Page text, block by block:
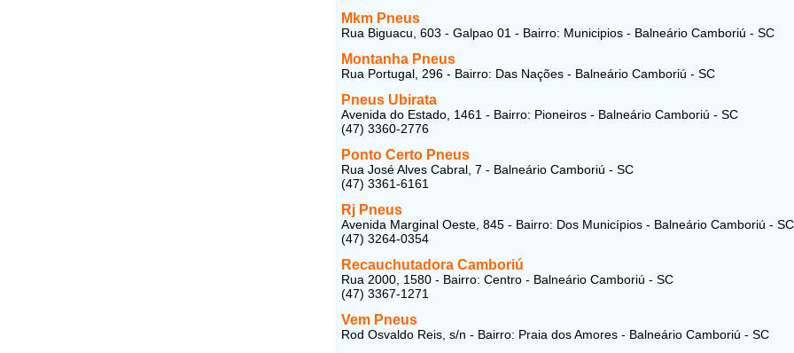
Mkm Pneus
Rua Biguacu, 603 - Galpao 01 - Bairro: Municipios - Balneário Camboriú - SC
Montanha Pneus
Rua Portugal, 296 - Bairro: Das Nações - Balneário Camboriú - SC
Pneus Ubirata
Avenida do Estado, 1461 - Bairro: Pioneiros - Balneário Camboriú - SC
(47) 3360-2776
Ponto Certo Pneus
Rua José Alves Cabral, 7 - Balneário Camboriú - SC
(47) 3361-6161
Rj Pneus
Avenida Marginal Oeste, 845 - Bairro: Dos Municípios - Balneário Camboriú - SC
(47) 3264-0354
Recauchutadora Camboriú
Rua 2000, 1580 - Bairro: Centro - Balneário Camboriú - SC
(47) 3367-1271
Vem Pneus
Rod Osvaldo Reis, s/n - Bairro: Praia dos Amores - Balneário Camboriú - SC